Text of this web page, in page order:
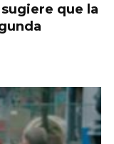
que la